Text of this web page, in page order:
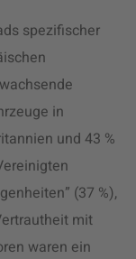
spezifischer
in
und 43 %
(37 %),
mit
waren ein